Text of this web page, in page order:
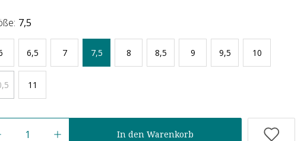
7,5
6,5 7 7,5 8 8,5 9 9,5 10
11
In den Warenkorb